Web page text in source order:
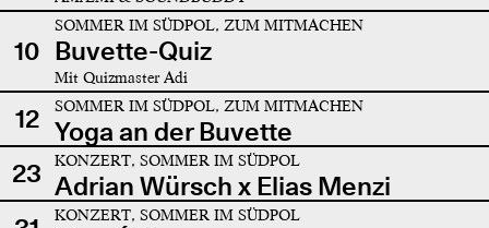
10
SOMMER IM SÜDPOL, ZUM MITMACHEN
Buvette-Quiz
Mit Quizmaster Adi
12 SOMMER IM SÜDPOL, ZUM MITMACHEN
Yoga an der Buvette
23
KONZERT, SOMMER IM SÜDPOL
Adrian Würsch x Elias Menzi
KONZERT, SOMMER IM SÜDPOL